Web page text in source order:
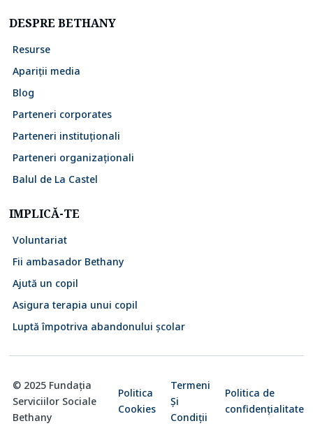
DESPRE BETHANY
Resurse
Apariții media
Blog
Parteneri corporates
Parteneri instituționali
Parteneri organizaționali
Balul de La Castel
IMPLICĂ-TE
Voluntariat
Fii ambasador Bethany
Ajută un copil
Asigura terapia unui copil
Luptă împotriva abandonului școlar
© 2025 Fundația
Serviciilor Sociale
Bethany
Politica
Cookies
Termeni
Și
Condiții
Politica de
confidențialitate